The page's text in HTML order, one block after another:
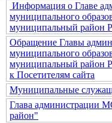
Информация о Главе
муниципального
муниципальный район
Обращение Главы
муниципального
муниципальный район
к Посетителям сайта
Муниципальные
Глава администрации
район"